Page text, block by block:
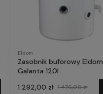
Eldom
Zasobnik buforowy Eldom
Galanta 120l
1 292,00 zł 1 476,00 zł